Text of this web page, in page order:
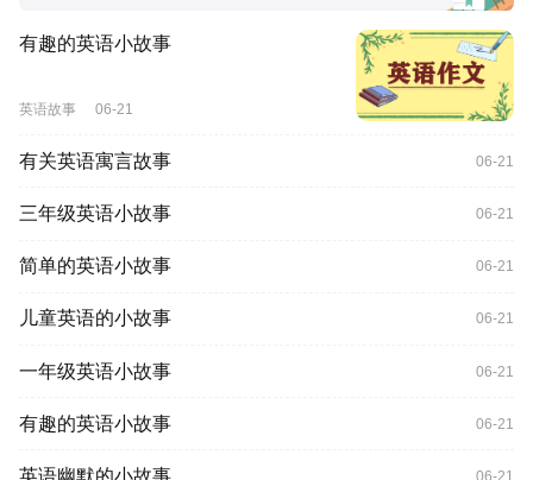
有趣的英语小故事
英语故事 06-21
有关英语寓言故事 06-21
三年级英语小故事 06-21
简单的英语小故事 06-21
儿童英语的小故事 06-21
一年级英语小故事 06-21
有趣的英语小故事 06-21
英语幽默的小故事 06-21